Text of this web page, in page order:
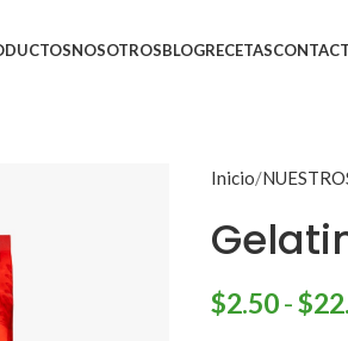
NOSOTROSBLOGRECETAS
Inicio
$2.50-$